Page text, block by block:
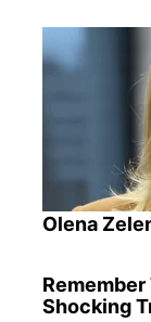
Olena
Shocking